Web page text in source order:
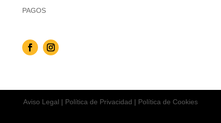
PAGOS
Aviso Legal | Política de Privacidad | Política de Cookies